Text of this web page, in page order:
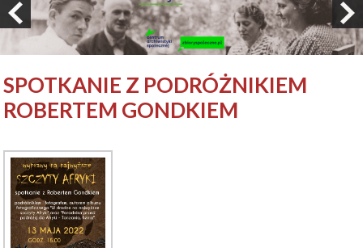
SPOTKANIE Z PODRÓŻNIKIEM
ROBERTEM GONDKIEM